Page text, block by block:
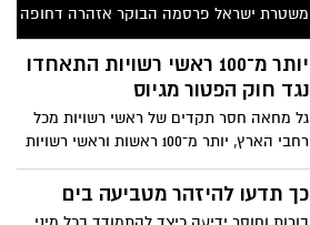
משטרת ישראל פרסמה הבוקר אזהרה דחופה
לנהגים ולכלל הציבור, בעקבות גל הודעות
טקסט (SMS) כוזבות המתחזות לדרישת
תשלום ממרכז קנסות התנועה. המטרה: גניבת
יותר מ־100 ראשי רשויות התאחדו
נגד חוק הפטור מגיוס
גל מחאה חסר תקדים של ראשי רשויות מכל
רחבי הארץ, יותר מ־100 ראשות וראשי רשויות
חתמו על גילוי דעת משותף הקורא לעצור את
החקיקה שתאפשר, לדבריהם, השתמטות
כך תדעו להיזהר מטביעה בים